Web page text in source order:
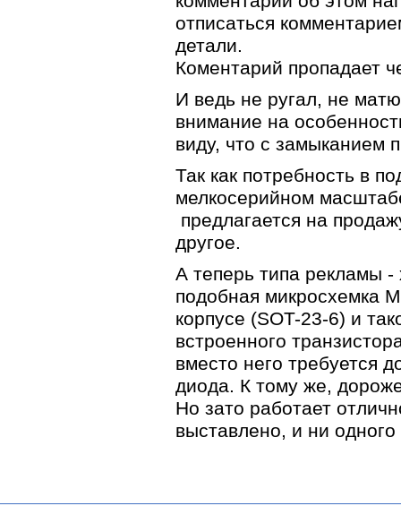
отписаться
детали.
Коментарий пропадает
И ведь не ругал, не
внимание на
виду, что с замыканием
Так как потребность в
мелкосерийном
предлагается на
другое.
А теперь типа рекламы
подобная микросхемка
корпусе (SOT-23-6) и
встроенного
вместо него требуется
диода. К тому же,
Но зато работает
выставлено, и ни